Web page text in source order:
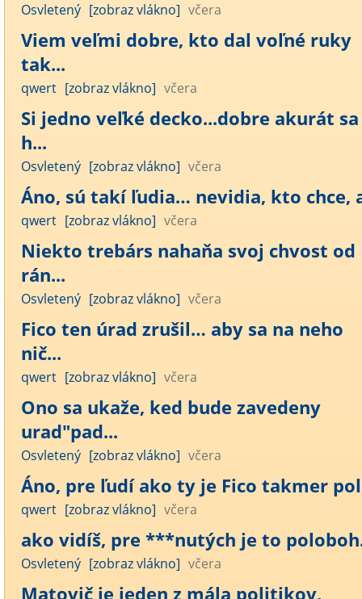
Osvletený [zobraz vlákno] včera
Viem veľmi dobre, kto dal voľné ruky
tak...
qwert [zobraz vlákno] včera
Si jedno veľké decko...dobre akurát sa
h...
Osvletený [zobraz vlákno] včera
Áno, sú takí ľudia… nevidia, kto chce,
qwert [zobraz vlákno] včera
Niekto trebárs nahaňa svoj chvost od
rán...
Osvletený [zobraz vlákno] včera
Fico ten úrad zrušil… aby sa na neho
nič...
qwert [zobraz vlákno] včera
Ono sa ukaže, ked bude zavedeny
urad"pad...
Osvletený [zobraz vlákno] včera
Áno, pre ľudí ako ty je Fico takmer
qwert [zobraz vlákno] včera
ako vidíš, pre ***nutých je to
Osvletený [zobraz vlákno] včera
Matovič je jeden z mála politikov,